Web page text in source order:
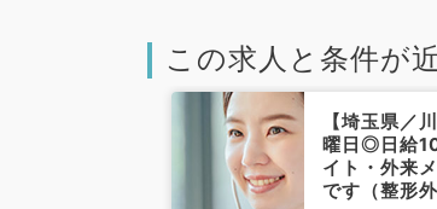
この求人と条件が
【埼玉県／
曜日◎日給
イト・外来
です（整形